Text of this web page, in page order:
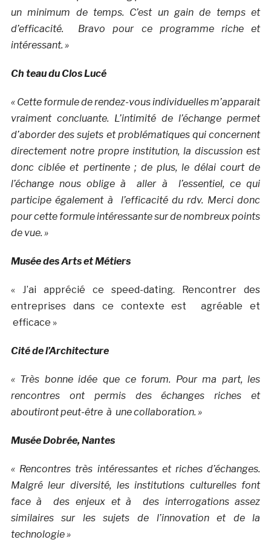
un minimum de temps. C’est un gain de temps et
d’efficacité. Bravo pour ce programme riche et
intéressant. »
Ch teau du Clos Lucé
« Cette formule de rendez-vous individuelles m’apparait
vraiment concluante. L’intimité de l’échange permet
d’aborder des sujets et problématiques qui concernent
directement notre propre institution, la discussion est
donc ciblée et pertinente ; de plus, le délai court de
l’échange nous oblige à aller à l’essentiel, ce qui
participe également à l’efficacité du rdv. Merci donc
pour cette formule intéressante sur de nombreux points
de vue. »
Musée des Arts et Métiers
« J’ai apprécié ce speed-dating. Rencontrer des
entreprises dans ce contexte est agréable et
efficace »
Cité de l’Architecture
« Très bonne idée que ce forum. Pour ma part, les
rencontres ont permis des échanges riches et
aboutiront peut-être à une collaboration. »
Musée Dobrée, Nantes
« Rencontres très intéressantes et riches d’échanges.
Malgré leur diversité, les institutions culturelles font
face à des enjeux et à des interrogations assez
similaires sur les sujets de l’innovation et de la
technologie »